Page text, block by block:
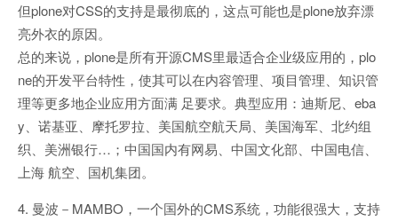
但plone对CSS的支持是最彻底的，这点可能也是plone放弃漂
亮外衣的原因。
总的来说，plone是所有开源CMS里最适合企业级应用的，plo
ne的开发平台特性，使其可以在内容管理、项目管理、知识管
理等更多地企业应用方面满 足要求。典型应用：迪斯尼、eba
y、诺基亚、摩托罗拉、美国航空航天局、美国海军、北约组
织、美洲银行…；中国国内有网易、中国文化部、中国电信、
上海 航空、国机集团。
4. 曼波－MAMBO，一个国外的CMS系统，功能很强大，支持